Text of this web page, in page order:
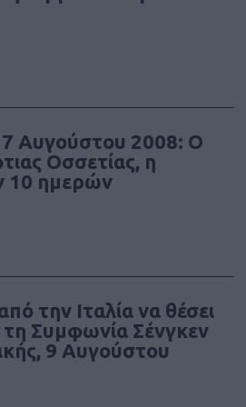
Αυγούστου 2008: Ο
Οσσετίας, η
10 ημερών
την Ιταλία να θέσει
τη Συμφωνία Σένγκεν
9 Αυγούστου